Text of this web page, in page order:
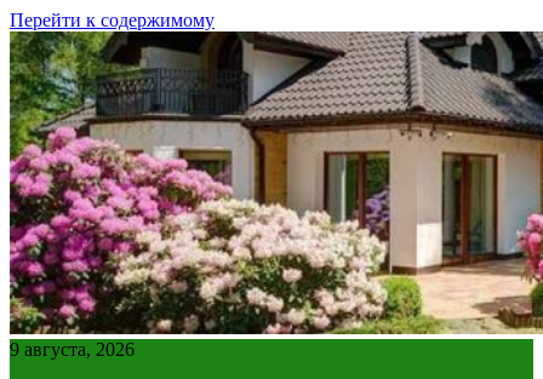
Перейти к содержимому
9 августа, 2026